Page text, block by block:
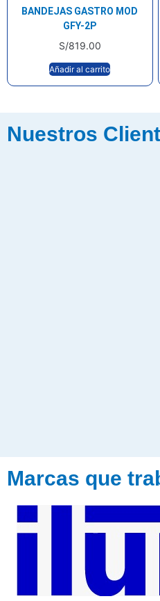
BANDEJAS GASTRO MOD
GFY-2P
S/819.00
Añadir al carrito
Nuestros
Marcas que